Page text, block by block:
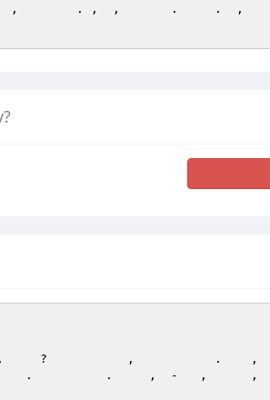
,        . ,  ,       .     .  ,
?           ,           .
.          .     ,  -   ,      ,